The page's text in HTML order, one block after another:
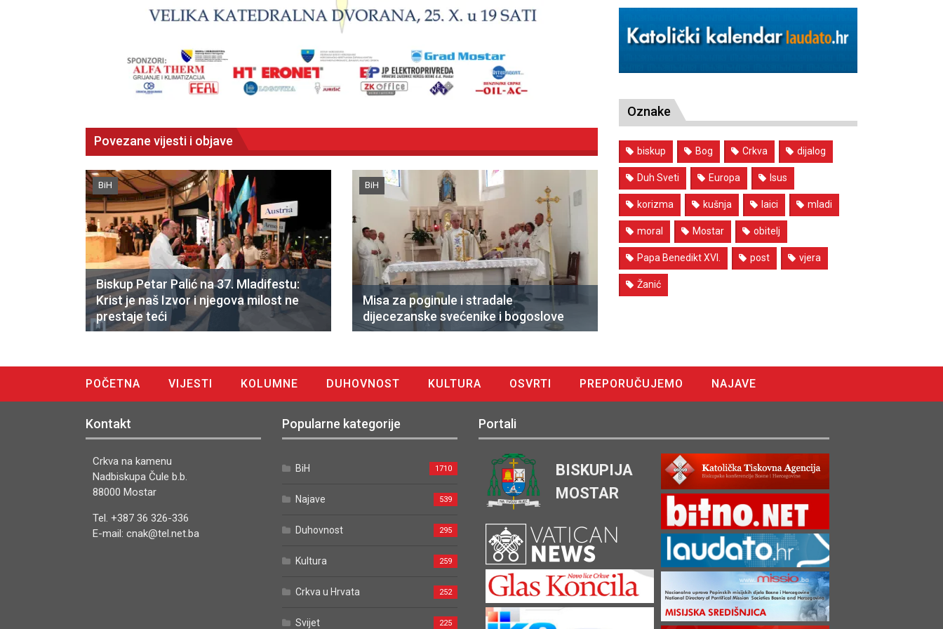
Povezane vijesti i objave
BiH
Biskup Petar Palić na 37. Mladifestu:
Krist je naš Izvor i njegova milost ne
prestaje teći
BiH
Misa za poginule i stradale
dijecezanske svećenike i bogoslove
Oznake
biskup Bog Crkva dijalog
Duh Sveti Europa Isus
korizma kušnja laici mladi
moral Mostar obitelj
Papa Benedikt XVI. post vjera
Žanić
POČETNA VIJESTI KOLUMNE DUHOVNOST KULTURA OSVRTI PREPORUČUJEMO
NAJAVE
Kontakt
Crkva na kamenu
Nadbiskupa Čule b.b.
88000 Mostar
Tel. +387 36 326-336
E-mail: cnak@tel.net.ba
Popularne kategorije
BiH 1710
Najave 539
Duhovnost 295
Kultura 259
Crkva u Hrvata 252
Svijet 225
Portali
BISKUPIJA
MOSTAR